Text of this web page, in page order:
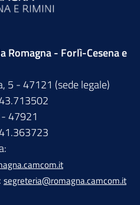
Romagna - Forlì-Cesena e
5 - 47121 (sede legale)
47921
segreteria@romagna.camcom.it